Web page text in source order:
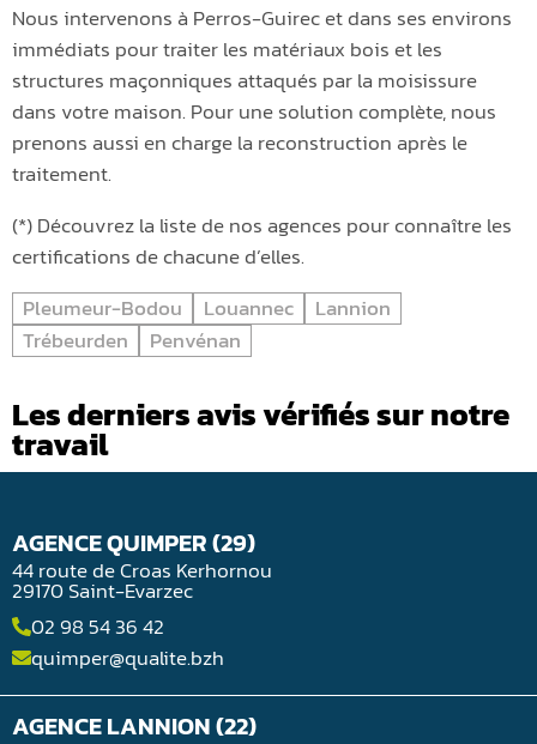
Nous intervenons à Perros-Guirec et dans ses environs
immédiats pour traiter les matériaux bois et les
structures maçonniques attaqués par la moisissure
dans votre maison. Pour une solution complète, nous
prenons aussi en charge la reconstruction après le
traitement.
(*) Découvrez la liste de nos agences pour connaître les
certifications de chacune d’elles.
Pleumeur-Bodou
Louannec
Lannion
Trébeurden
Penvénan
Les derniers avis vérifiés sur notre
travail
AGENCE QUIMPER (29)
44 route de Croas Kerhornou
29170 Saint-Evarzec
02 98 54 36 42
quimper@qualite.bzh
AGENCE LANNION (22)